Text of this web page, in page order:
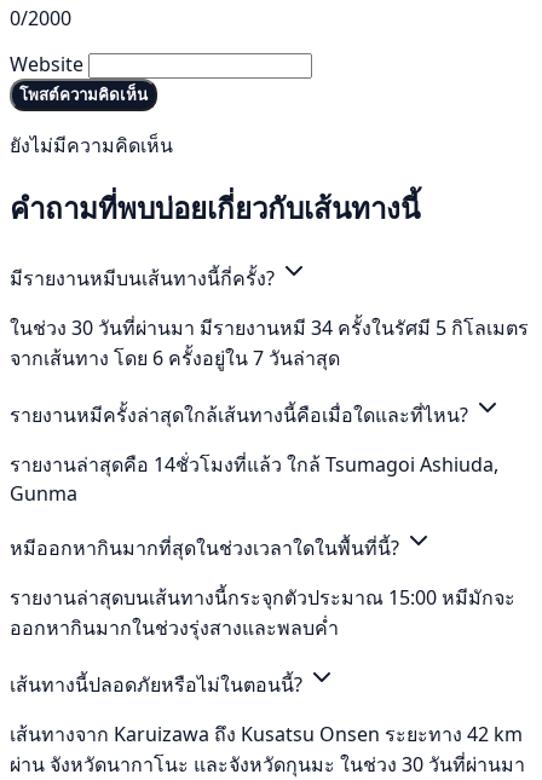
0/2000
Website
โพสต์ความคิดเห็น
ยังไม่มีความคิดเห็น
คำถามที่พบบ่อยเกี่ยวกับเส้นทางนี้
มีรายงานหมีบนเส้นทางนี้กี่ครั้ง?
ในช่วง 30 วันที่ผ่านมา มีรายงานหมี 34 ครั้งในรัศมี 5 กิโลเมตร
จากเส้นทาง โดย 6 ครั้งอยู่ใน 7 วันล่าสุด
รายงานหมีครั้งล่าสุดใกล้เส้นทางนี้คือเมื่อใดและที่ไหน?
รายงานล่าสุดคือ 14ชั่วโมงที่แล้ว ใกล้ Tsumagoi Ashiuda,
Gunma
หมีออกหากินมากที่สุดในช่วงเวลาใดในพื้นที่นี้?
รายงานล่าสุดบนเส้นทางนี้กระจุกตัวประมาณ 15:00 หมีมักจะ
ออกหากินมากในช่วงรุ่งสางและพลบค่ำ
เส้นทางนี้ปลอดภัยหรือไม่ในตอนนี้?
เส้นทางจาก Karuizawa ถึง Kusatsu Onsen ระยะทาง 42 km
ผ่าน จังหวัดนากาโนะ และจังหวัดกุนมะ ในช่วง 30 วันที่ผ่านมา